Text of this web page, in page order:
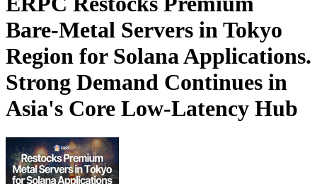
Bare-Metal Servers in Tokyo
Region for Solana Applications.
Strong Demand Continues in
Asia's Core Low-Latency Hub